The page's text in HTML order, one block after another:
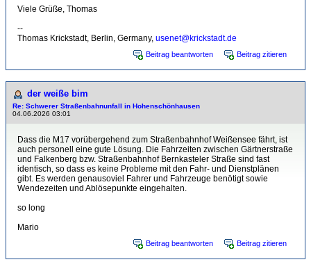
Viele Grüße, Thomas
--
Thomas Krickstadt, Berlin, Germany, usenet@krickstadt.de
Beitrag beantworten Beitrag zitieren
der weiße bim
Re: Schwerer Straßenbahnunfall in Hohenschönhausen
04.06.2026 03:01
Dass die M17 vorübergehend zum Straßenbahnhof Weißensee fährt, ist
auch personell eine gute Lösung. Die Fahrzeiten zwischen Gärtnerstraße
und Falkenberg bzw. Straßenbahnhof Bernkasteler Straße sind fast
identisch, so dass es keine Probleme mit den Fahr- und Dienstplänen
gibt. Es werden genausoviel Fahrer und Fahrzeuge benötigt sowie
Wendezeiten und Ablösepunkte eingehalten.
so long
Mario
Beitrag beantworten Beitrag zitieren